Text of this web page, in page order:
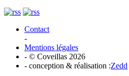
Contact
-
Mentions légales
- © Coveillas 2026
- conception & réalisation :Zedd